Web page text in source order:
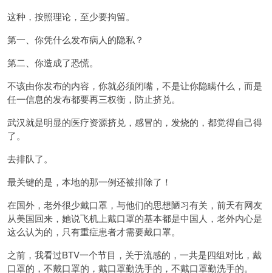
这种，按照理论，至少要拘留。
第一、你凭什么发布病人的隐私？
第二、你造成了恐慌。
不该由你发布的内容，你就必须闭嘴，不是让你隐瞒什么，而是
任一信息的发布都要再三权衡，防止挤兑。
武汉就是明显的医疗资源挤兑，感冒的，发烧的，都觉得自己得
了。
去排队了。
最关键的是，本地的那一例还被排除了！
在国外，老外很少戴口罩，与他们的思想陋习有关，前天有网友
从美国回来，她说飞机上戴口罩的基本都是中国人，老外内心是
这么认为的，只有重症患者才需要戴口罩。
之前，我看过BTV一个节目，关于流感的，一共是四组对比，戴
口罩的，不戴口罩的，戴口罩勤洗手的，不戴口罩勤洗手的。